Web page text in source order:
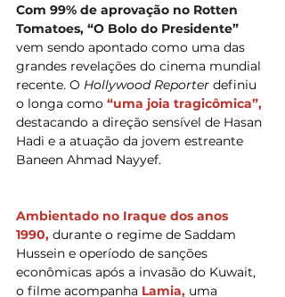
Com 99% de aprovação no Rotten
Tomatoes, “O Bolo do Presidente”
vem sendo apontado como uma das
grandes revelações do cinema mundial
recente. O Hollywood Reporter definiu
o longa como “uma joia tragicômica”,
destacando a direção sensível de Hasan
Hadi e a atuação da jovem estreante
Baneen Ahmad Nayyef.
Ambientado no Iraque dos anos
1990, durante o regime de Saddam
Hussein e operíodo de sanções
econômicas após a invasão do Kuwait,
o filme acompanha Lamia, uma